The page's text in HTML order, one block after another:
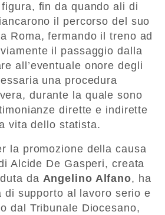
fin da quando ali di
il percorso del suo
Roma, fermando il treno ad
il passaggio dalla
all’eventuale onore degli
una procedura
durante la quale sono
dirette e indirette
vita dello statista.
la promozione della causa
Alcide De Gasperi, creata
da Angelino Alfano, ha
di supporto al lavoro serio e
dal Tribunale Diocesano,